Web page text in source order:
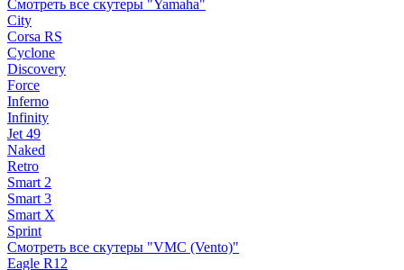
Смотреть все скутеры "Yamaha"
City
Corsa RS
Cyclone
Discovery
Force
Inferno
Infinity
Jet 49
Naked
Retro
Smart 2
Smart 3
Smart X
Sprint
Смотреть все скутеры "VMC (Vento)"
Eagle R12